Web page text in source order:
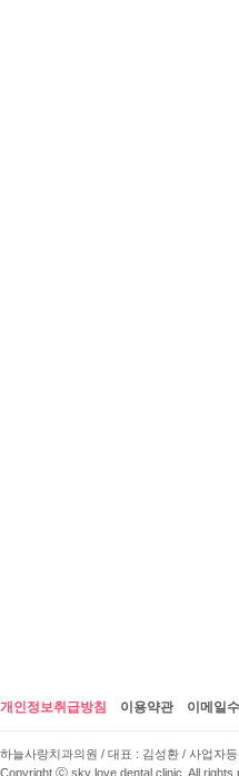
개인정보취급방침 이용약관 이메일
하늘사랑치과의원 / 대표 : 김성환 / 사업자
Copyright ⓒ sky love dental clinic. All rights